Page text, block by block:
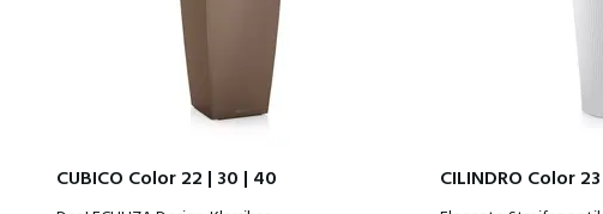
CUBICO Color 22 | 30 | 40 CILINDRO Color